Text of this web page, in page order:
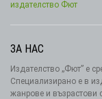
ЗА НАС
Издателство „Фют” е
Специализирано е в
жанрове и възрастови